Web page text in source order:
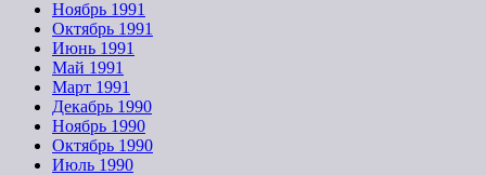
Ноябрь 1991
Октябрь 1991
Июнь 1991
Май 1991
Март 1991
Декабрь 1990
Ноябрь 1990
Октябрь 1990
Июль 1990